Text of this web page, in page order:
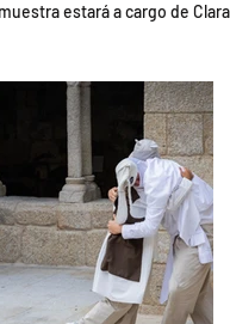
estará a cargo de